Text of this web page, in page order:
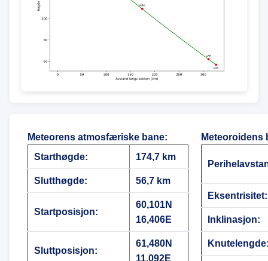
Meteorens atmosfæriske bane:
Starthøgde:
174,7 km
Slutthøgde: 56,7 km
Startposisjon:
60,101N
16,406E
Sluttposisjon:
61,480N
11,092E
Meteoroidens
Eksentrisitet:
Inklinasjon: